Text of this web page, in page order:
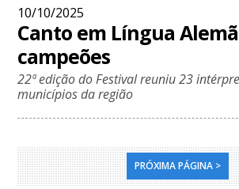
10/10/2025
Canto em Língua
campeões
22ª edição do Festival reuniu 23
municípios da região
PRÓXIMA PÁGINA >